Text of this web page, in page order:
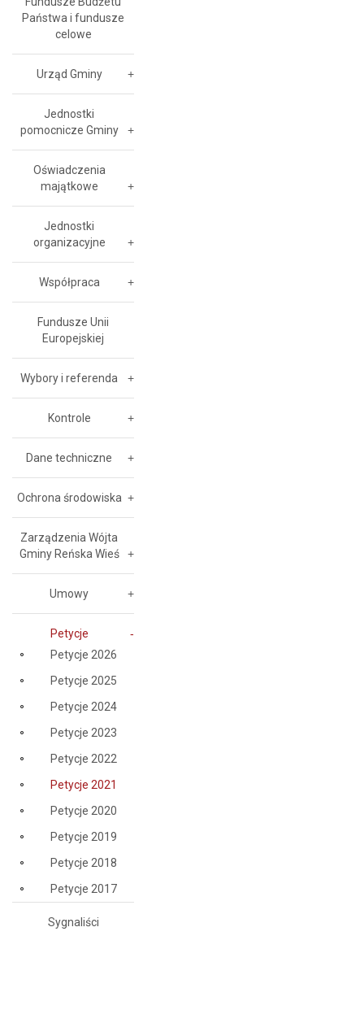
Państwa i fundusze
celowe
Urząd Gminy
Jednostki
pomocnicze Gminy
Oświadczenia
majątkowe
Jednostki
organizacyjne
Współpraca
Fundusze Unii
Europejskiej
Wybory i referenda
Kontrole
Dane techniczne
Ochrona środowiska
Zarządzenia Wójta
Gminy Reńska Wieś
Umowy
Petycje
Petycje 2026
Petycje 2025
Petycje 2024
Petycje 2023
Petycje 2022
Petycje 2021
Petycje 2020
Petycje 2019
Petycje 2018
Petycje 2017
Sygnaliści